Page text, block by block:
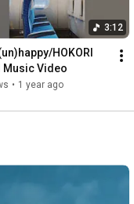
3:12
HOKORI
Music Video
• 1 year ago